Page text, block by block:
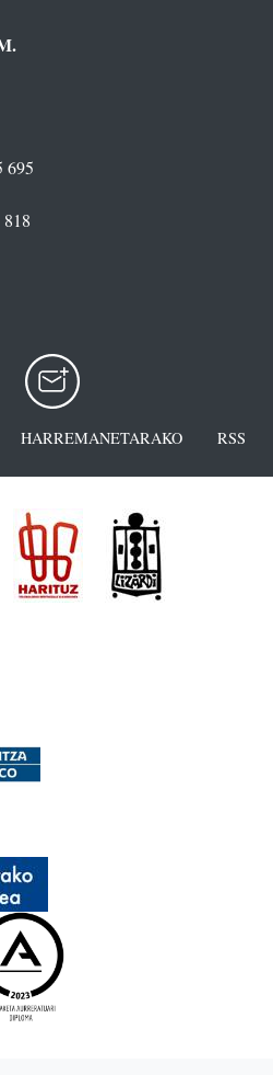
695
HARREMANETARAKO RSS